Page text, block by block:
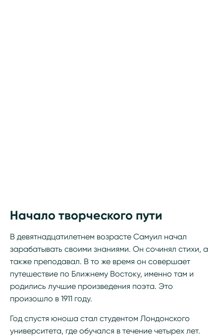
Начало творческого пути
В девятнадцатилетнем возрасте Самуил начал
зарабатывать своими знаниями. Он сочинял стихи, а
также преподавал. В то же время он совершает
путешествие по Ближнему Востоку, именно там и
родились лучшие произведения поэта. Это
произошло в 1911 году.
Год спустя юноша стал студентом Лондонского
университета, где обучался в течение четырех лет.